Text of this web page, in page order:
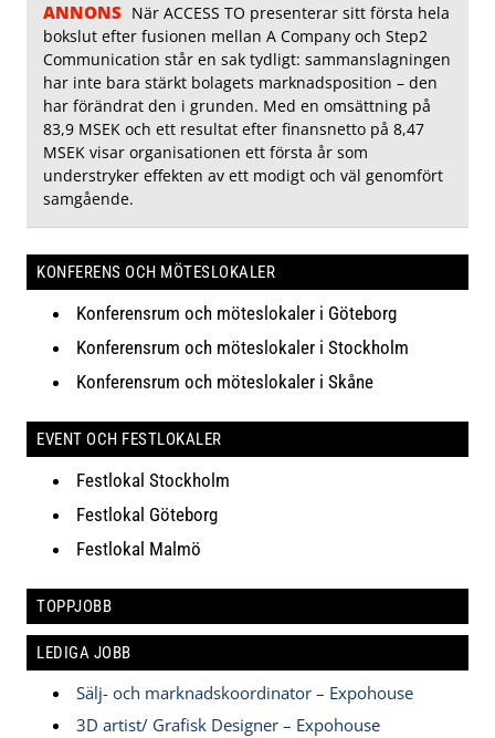
ANNONS När ACCESS TO presenterar sitt första hela
bokslut efter fusionen mellan A Company och Step2
Communication står en sak tydligt: sammanslagningen
har inte bara stärkt bolagets marknadsposition – den
har förändrat den i grunden. Med en omsättning på
83,9 MSEK och ett resultat efter finansnetto på 8,47
MSEK visar organisationen ett första år som
understryker effekten av ett modigt och väl genomfört
samgående.
KONFERENS OCH MÖTESLOKALER
Konferensrum och möteslokaler i Göteborg
Konferensrum och möteslokaler i Stockholm
Konferensrum och möteslokaler i Skåne
EVENT OCH FESTLOKALER
Festlokal Stockholm
Festlokal Göteborg
Festlokal Malmö
TOPPJOBB
LEDIGA JOBB
Sälj- och marknadskoordinator – Expohouse
3D artist/ Grafisk Designer – Expohouse